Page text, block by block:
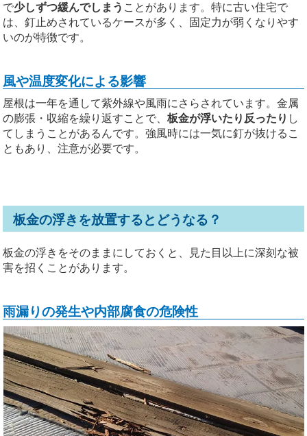
で少しずつ緩んでしまう ことがあります。特に古い住宅で
は、釘止めされているケースが多く、固定力が弱くなりやす
いのが特徴です。
風や温度変化による影響
屋根は一年を通して紫外線や風雨にさらされています。金属
の膨張・収縮を繰り返すことで、板金が浮いたり反ったり し
てしまうことがあるんです。強風時には一気に釘が抜けるこ
ともあり、注意が必要です。
板金の浮きを放置するとどうなる？
板金の浮きをそのままにしておくと、見た目以上に深刻な被
害を招くことがあります。
雨漏りの発生や内部腐食の危険性